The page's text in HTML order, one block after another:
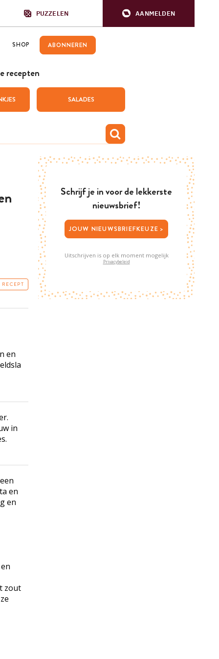
PUZZELEN AANMELDEN
SHOP ABONNEREN
recepten
SALADES
en
in
en
en
zout
Schrijf je in voor de lekkerste
nieuwsbrief!
JOUW NIEUWSBRIEFKEUZE >
Uitschrijven is op elk moment mogelijk
Privacybeleid